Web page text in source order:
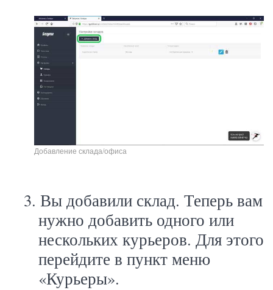
Добавление склада/офиса
3. Вы добавили склад. Теперь вам
нужно добавить одного или
нескольких курьеров. Для этого
перейдите в пункт меню
«Курьеры».